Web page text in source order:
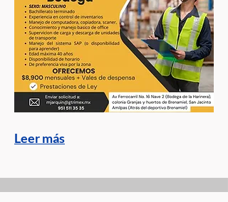
Leer más